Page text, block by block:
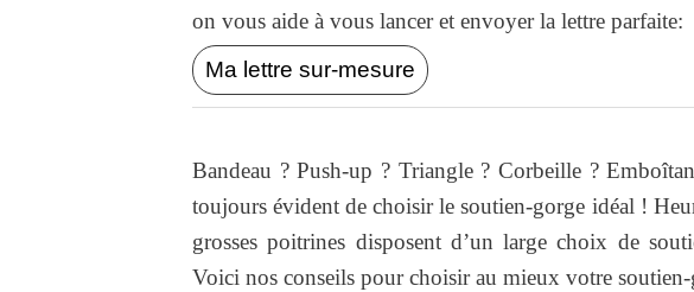
on vous aide à vous lancer et envoyer la lettre parfaite:
Ma lettre sur-mesure
Bandeau ? Push-up ? Triangle ? Corbeille ?
toujours évident de choisir le soutien-gorge idéal !
grosses poitrines disposent d’un large choix de
Voici nos conseils pour choisir au mieux votre